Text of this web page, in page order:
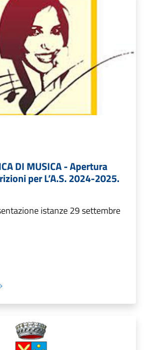
DI MUSICA - Apertura
per L’A.S. 2024-2025.
istanze 29 settembre